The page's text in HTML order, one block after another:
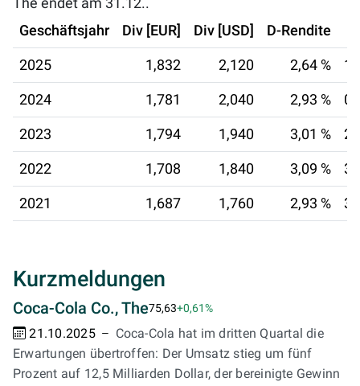
The endet am 31.12..
Geschäftsjahr
Div [EUR] Div [USD] D-Rendite
2025 1,832 2,120 2,64 %
2024 1,781 2,040 2,93 %
2023 1,794 1,940 3,01 %
2022 1,708 1,840 3,09 %
2021 1,687 1,760 2,93 %
Kurzmeldungen
Coca-Cola Co., The75,63+0,61%
21.10.2025
Coca-Cola hat im dritten Quartal die
Erwartungen übertroffen: Der Umsatz stieg um fünf
Prozent auf 12,5 Milliarden Dollar, der bereinigte Gewinn